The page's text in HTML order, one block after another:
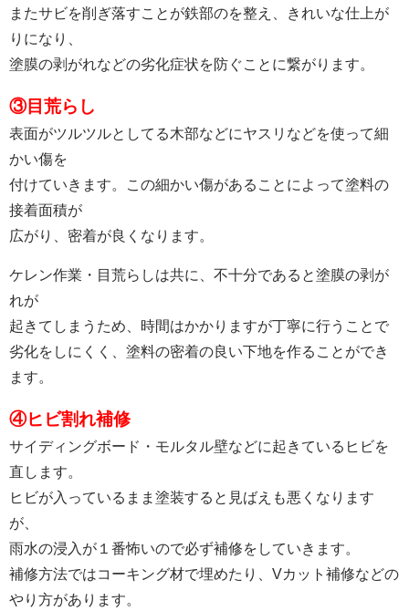
またサビを削ぎ落すことが鉄部のを整え、きれいな仕上が
りになり、
塗膜の剥がれなどの劣化症状を防ぐことに繋がります。
③目荒らし
表面がツルツルとしてる木部などにヤスリなどを使って細
かい傷を
付けていきます。この細かい傷があることによって塗料の
接着面積が
広がり、密着が良くなります。
ケレン作業・目荒らしは共に、不十分であると塗膜の剥が
れが
起きてしまうため、時間はかかりますが丁寧に行うことで
劣化をしにくく、塗料の密着の良い下地を作ることができ
ます。
④ヒビ割れ補修
サイディングボード・モルタル壁などに起きているヒビを
直します。
ヒビが入っているまま塗装すると見ばえも悪くなります
が、
雨水の浸入が１番怖いので必ず補修をしていきます。
補修方法ではコーキング材で埋めたり、Vカット補修などの
やり方があります。